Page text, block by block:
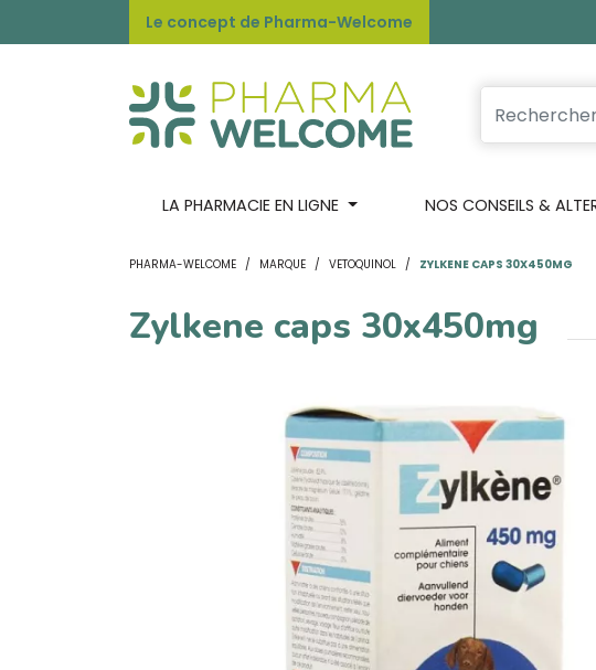
Le concept de Pharma-Welcome
LA PHARMACIE EN LIGNE NOS CONSEILS &
PHARMA-WELCOME MARQUE VETOQUINOL ZYLKENE CAPS 30X450MG
Zylkene caps 30x450mg